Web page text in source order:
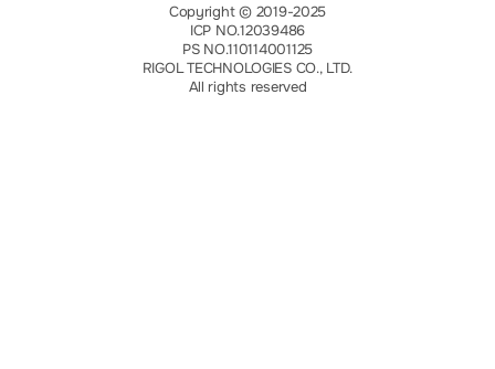
Copyright © 2019-2025
ICP NO.12039486
PS NO.110114001125
RIGOL TECHNOLOGIES CO., LTD.
All rights reserved